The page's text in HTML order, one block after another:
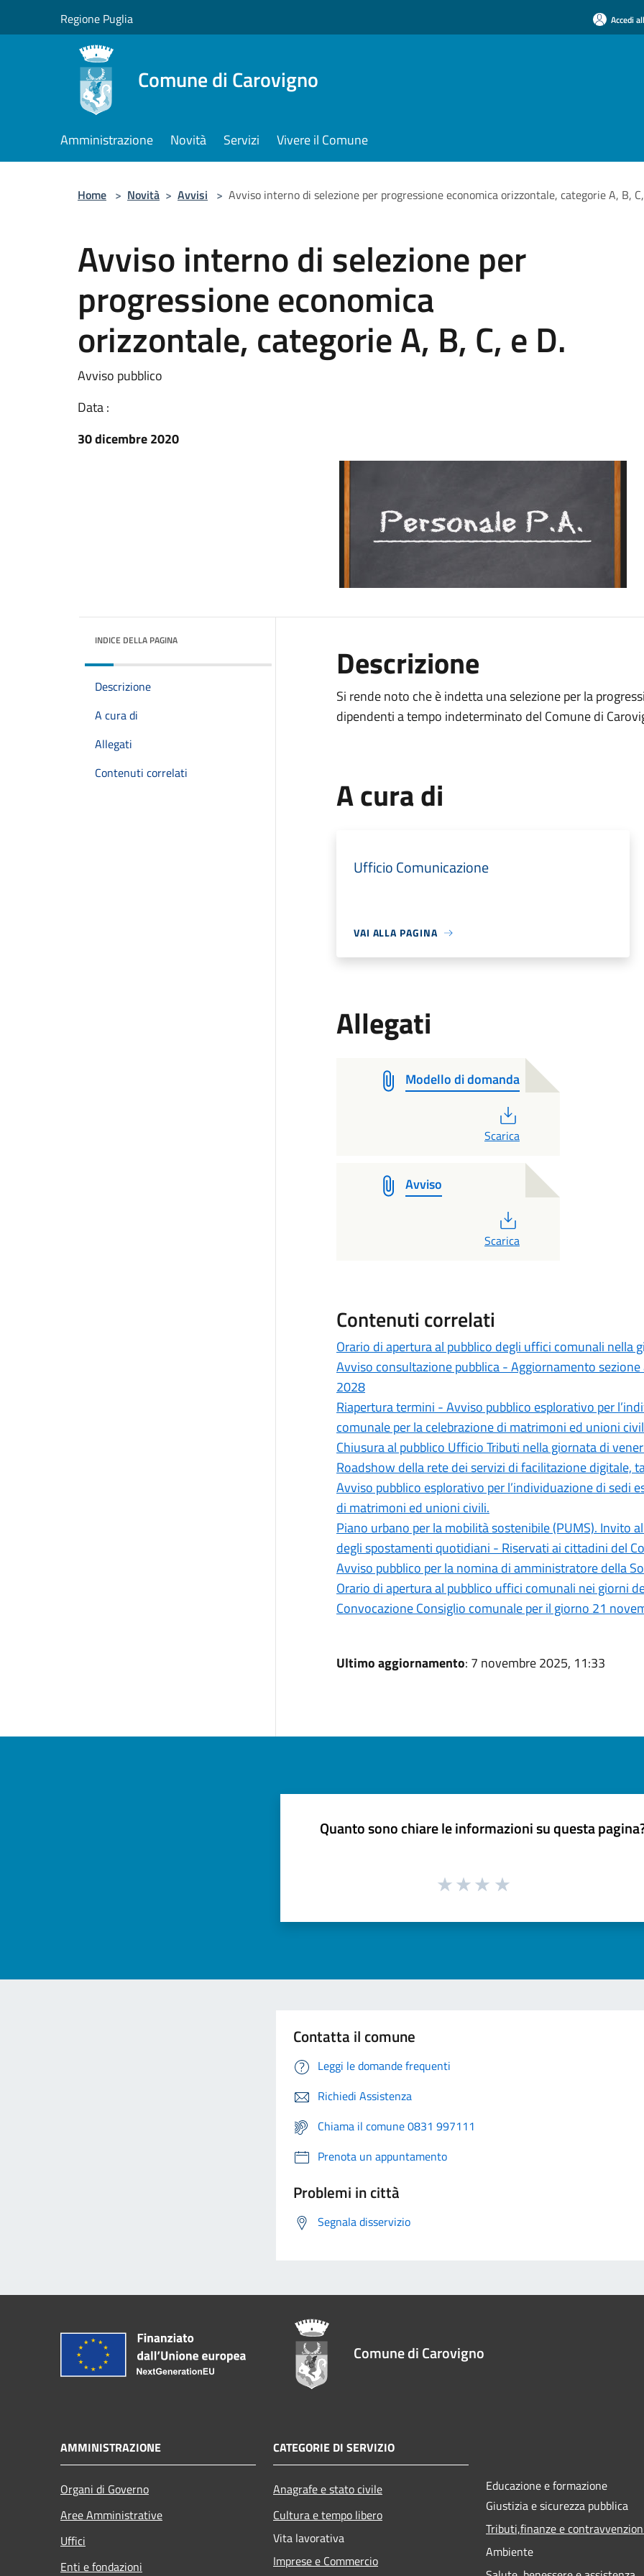
Regione Puglia Accedi
Comune di Carovigno
Amministrazione Novità Servizi Vivere il Comune
Home > Novità > Avvisi > Avviso interno di selezione per progressione economica orizzontale, categorie A, B,
Avviso interno di selezione per
progressione economica
orizzontale, categorie A, B, C, e D.
Avviso pubblico
Data :
30 dicembre 2020
INDICE DELLA PAGINA
Descrizione
A cura di
Allegati
Contenuti correlati
Descrizione
Si rende noto che è indetta una selezione per la
dipendenti a tempo indeterminato del Comune di
A cura di
Ufficio Comunicazione
VAI ALLA PAGINA
Allegati
Modello di domanda
Scarica
Avviso
Scarica
Contenuti correlati
Orario di apertura al pubblico degli uffici comunali nella
Avviso consultazione pubblica - Aggiornamento
2028
Riapertura termini - Avviso pubblico esplorativo per
comunale per la celebrazione di matrimoni ed unioni
Chiusura al pubblico Ufficio Tributi nella giornata di
Roadshow della rete dei servizi di facilitazione digitale,
Avviso pubblico esplorativo per l’individuazione di sedi
di matrimoni ed unioni civili.
Piano urbano per la mobilità sostenibile (PUMS). Invito
degli spostamenti quotidiani - Riservati ai cittadini del
Avviso pubblico per la nomina di amministratore della
Orario di apertura al pubblico uffici comunali nei giorni
Convocazione Consiglio comunale per il giorno 21
Ultimo aggiornamento: 7 novembre 2025, 11:33
Quanto sono chiare le informazioni su questa
Contatta il comune
Leggi le domande frequenti
Richiedi Assistenza
Chiama il comune 0831 997111
Prenota un appuntamento
Problemi in città
Segnala disservizio
Comune di Carovigno
AMMINISTRAZIONE
Organi di Governo
Aree Amministrative
Uffici
Enti e fondazioni
CATEGORIE DI SERVIZIO
Anagrafe e stato civile
Cultura e tempo libero
Vita lavorativa
Imprese e Commercio
Educazione e formazione
Giustizia e sicurezza pubblica
Tributi,finanze e
Ambiente